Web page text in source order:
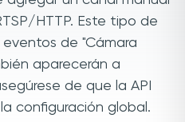
HTTP. Este tipo de
de "Cámara
aparecerán a
de que la API
configuración global.